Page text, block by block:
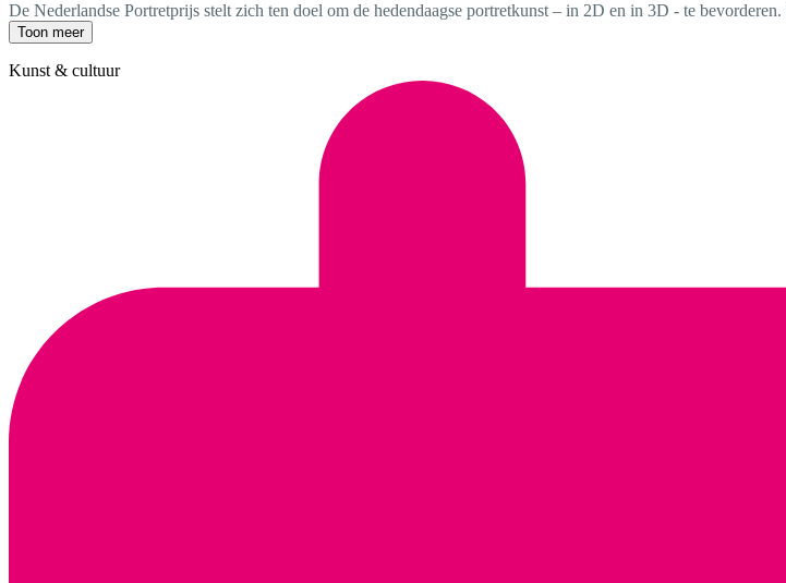
De Nederlandse Portretprijs stelt zich ten doel om de hedendaagse portretkunst – in 2D en in 3D - te
Toon meer
Kunst & cultuur